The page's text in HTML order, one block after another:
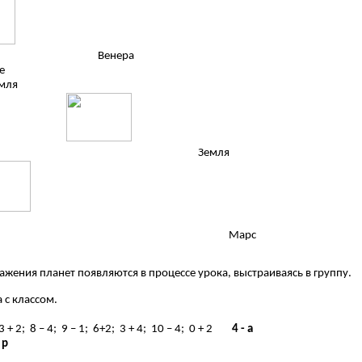
Земля
планет появляются в процессе урока, выстраиваясь в группу.
с классом.
+ 2; 8 – 4; 9 – 1; 6+2; 3 + 4; 10 – 4; 0 + 2 4 - a